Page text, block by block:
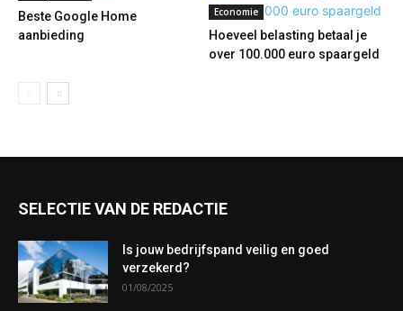
Beste Google Home
aanbieding
Economie
Hoeveel belasting betaal je
over 100.000 euro spaargeld
SELECTIE VAN DE REDACTIE
Is jouw bedrijfspand veilig en goed
verzekerd?
01/08/2025